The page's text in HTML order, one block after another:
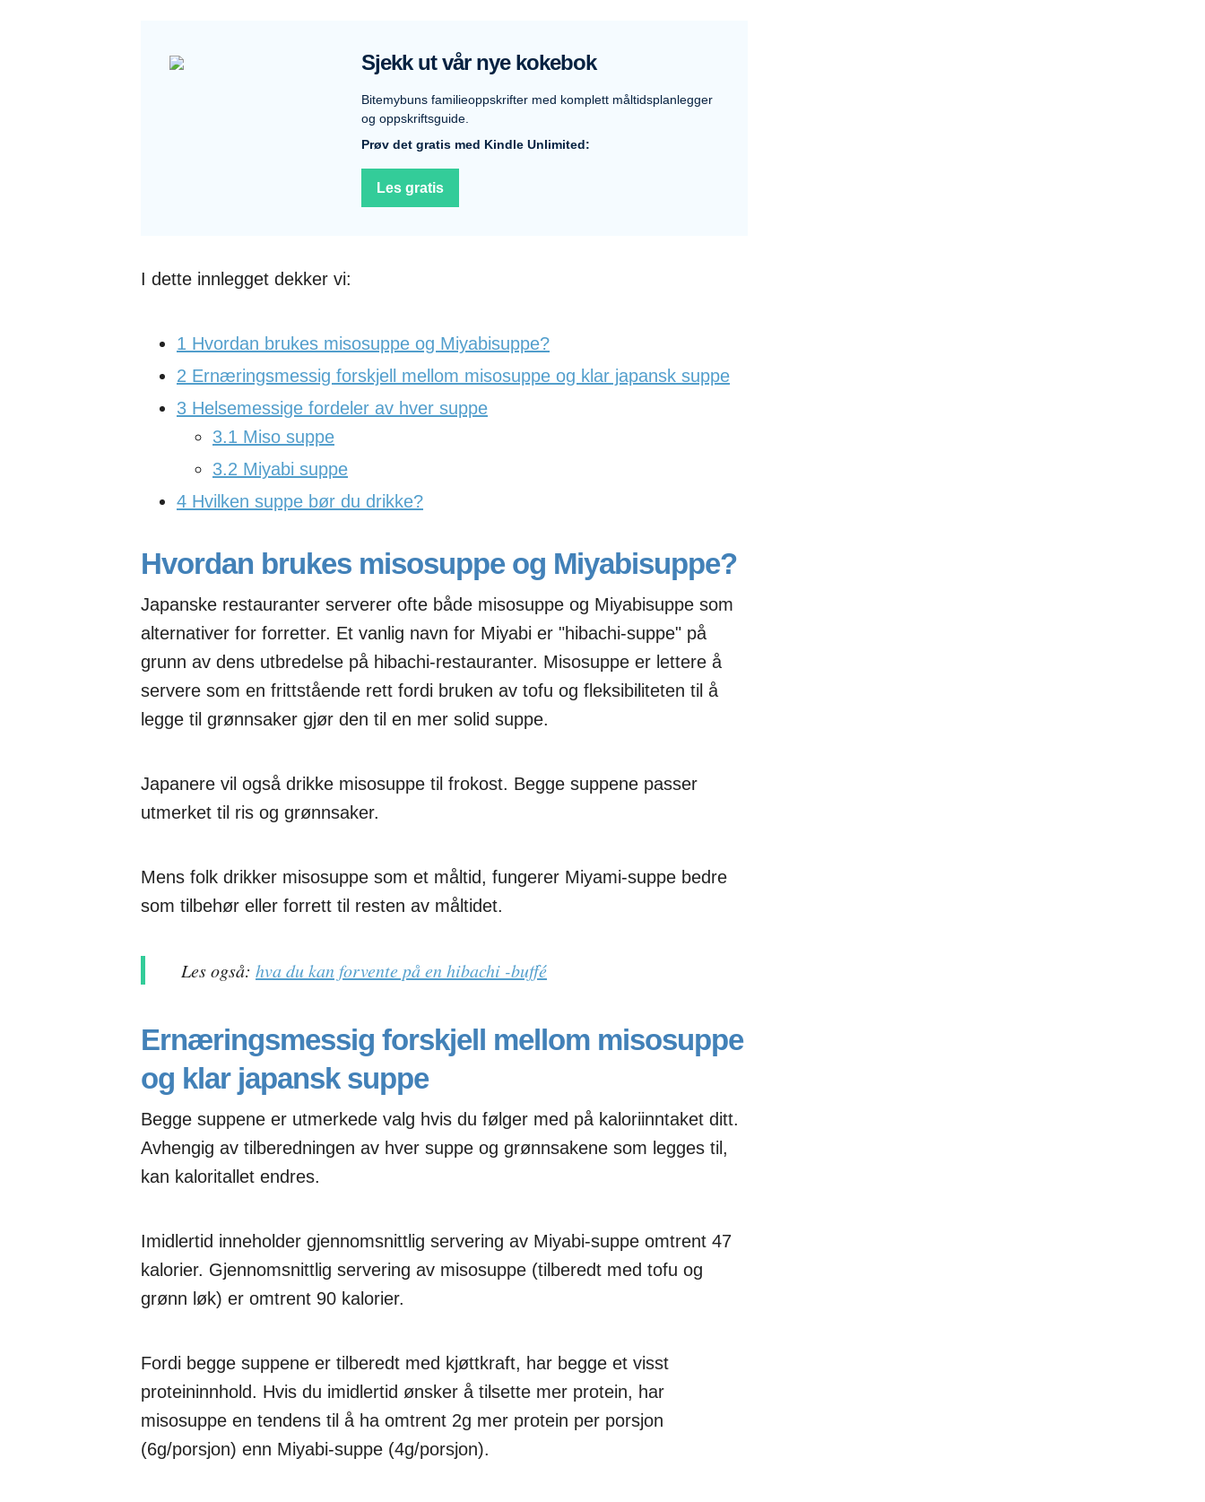
Sjekk ut vår nye kokebok
Bitemybuns familieoppskrifter med komplett måltidsplanlegger
og oppskriftsguide.
Prøv det gratis med Kindle Unlimited:
Les gratis
I dette innlegget dekker vi:
1 Hvordan brukes misosuppe og Miyabisuppe?
2 Ernæringsmessig forskjell mellom misosuppe og klar japansk suppe
3 Helsemessige fordeler av hver suppe
3.1 Miso suppe
3.2 Miyabi suppe
4 Hvilken suppe bør du drikke?
Hvordan brukes misosuppe og Miyabisuppe?
Japanske restauranter serverer ofte både misosuppe og Miyabisuppe som
alternativer for forretter. Et vanlig navn for Miyabi er "hibachi-suppe" på
grunn av dens utbredelse på hibachi-restauranter. Misosuppe er lettere å
servere som en frittstående rett fordi bruken av tofu og fleksibiliteten til å
legge til grønnsaker gjør den til en mer solid suppe.
Japanere vil også drikke misosuppe til frokost. Begge suppene passer
utmerket til ris og grønnsaker.
Mens folk drikker misosuppe som et måltid, fungerer Miyami-suppe bedre
som tilbehør eller forrett til resten av måltidet.
Les også: hva du kan forvente på en hibachi -buffé
Ernæringsmessig forskjell mellom misosuppe
og klar japansk suppe
Begge suppene er utmerkede valg hvis du følger med på kaloriinntaket ditt.
Avhengig av tilberedningen av hver suppe og grønnsakene som legges til,
kan kaloritallet endres.
Imidlertid inneholder gjennomsnittlig servering av Miyabi-suppe omtrent 47
kalorier. Gjennomsnittlig servering av misosuppe (tilberedt med tofu og
grønn løk) er omtrent 90 kalorier.
Fordi begge suppene er tilberedt med kjøttkraft, har begge et visst
proteininnhold. Hvis du imidlertid ønsker å tilsette mer protein, har
misosuppe en tendens til å ha omtrent 2g mer protein per porsjon
(6g/porsjon) enn Miyabi-suppe (4g/porsjon).